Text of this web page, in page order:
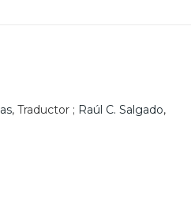
, Traductor ; Raúl C. Salgado,